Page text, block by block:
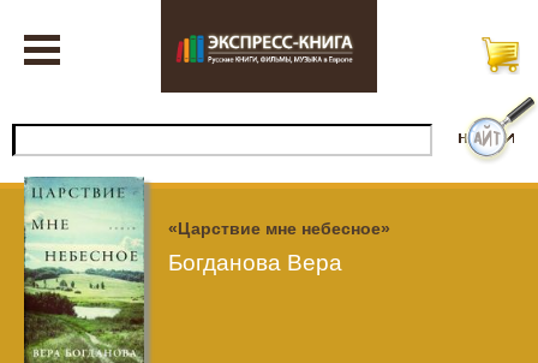
«Царствие мне небесное»
Богданова Вера